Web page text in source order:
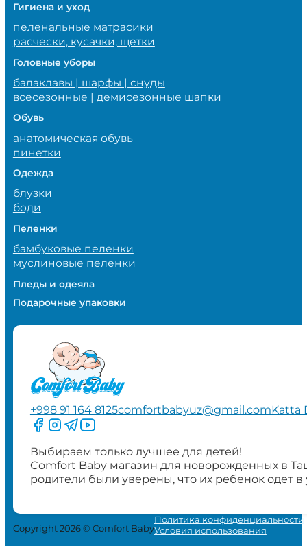
Гигиена и уход
пеленальные матрасики
расчески, кусачки, щетки
Головные уборы
балаклавы | шарфы | снуды
всесезонные | демисезонные шапки
Обувь
анатомическая обувь
пинетки
Одежда
блузки
боди
Пеленки
бамбуковые пеленки
муслиновые пеленки
Пледы и одеяла
Подарочные упаковки
+998 91 164 8125comfortbabyuz@gmail.comKatta
Следите за нами на Facebook
Следите за нами в Instagram
Следите за нами в Telegram
Следите за нами в YouTube
Выбираем только лучшее для детей!
Comfort Baby магазин для новорожденных в
родители были уверены, что их ребенок одет
Copyright 2026 © Comfort Baby
Политика конфиденциальности
Условия использования